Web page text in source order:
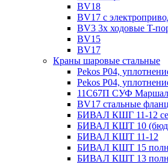
BV18
BV17 с
BV3 3х ходовые T-
BV15
BV17
Краны шаровые стальные
Pekos P04,
Pekos P04,
11С67П СУФ Маршал
BV17 стальные
БИВАЛ КШГ 11-12
БИВАЛ КШТ 10
БИВАЛ КШТ 11-12
БИВАЛ КШТ 15
БИВАЛ КШТ 13